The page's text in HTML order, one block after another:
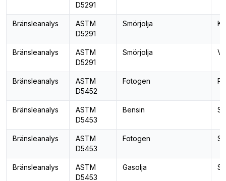
D5291
Bränsleanalys
ASTM
D5291
Smörjolja
Bränsleanalys
ASTM
D5291
Smörjolja
Bränsleanalys
ASTM
D5452
Fotogen
Bränsleanalys
ASTM
D5453
Bensin
Bränsleanalys
ASTM
D5453
Fotogen
Bränsleanalys
ASTM
D5453
Gasolja